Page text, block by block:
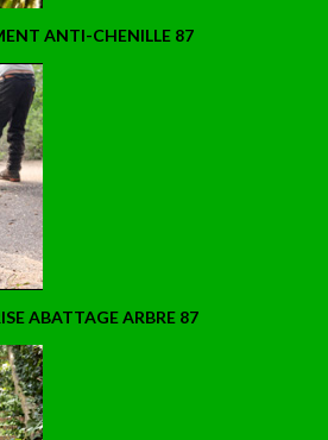
ANTI-CHENILLE 87
ABATTAGE ARBRE 87